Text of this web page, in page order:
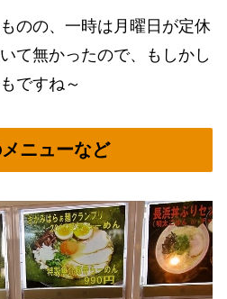
のの、一時は月曜日が定休
て無かったので、もしかし
ですね～
メニューなど